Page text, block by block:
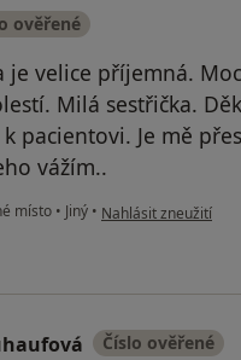
ověřené
je velice příjemná.
Milá sestřička.
pacientovi. Je mě
vážím..
místo • Jiný • podle názoru
Nahlásit zneužití
Číslo ověřené